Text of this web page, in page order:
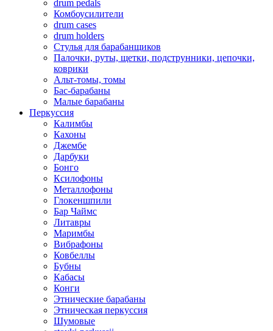
drum pedals
Комбоусилители
drum cases
drum holders
Стулья для барабанщиков
Палочки, руты, щетки, подструнники, цепочки,
коврики
Альт-томы, томы
Бас-барабаны
Малые барабаны
Перкуссия
Калимбы
Кахоны
Джембе
Дарбуки
Бонго
Ксилофоны
Металлофоны
Глокеншпили
Бар Чаймс
Литавры
Маримбы
Вибрафоны
Ковбеллы
Бубны
Кабасы
Конги
Этнические барабаны
Этническая перкуссия
Шумовые